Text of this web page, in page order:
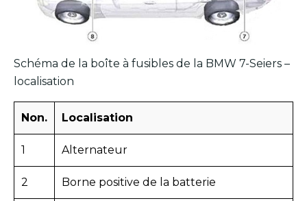
Schéma de la boîte à fusibles de la BMW 7-Seiers –
localisation
Non. Localisation
1 Alternateur
2 Borne positive de la batterie